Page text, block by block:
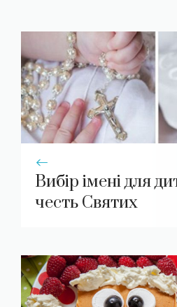
Вибір імені для
честь Святих